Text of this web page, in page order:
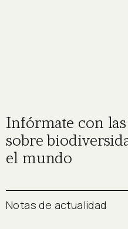
Infórmate con
sobre
el mundo
Notas de actualidad